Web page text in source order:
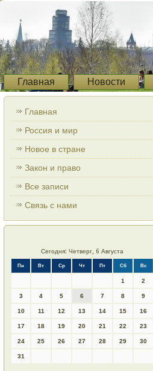
Главная Новости
Главная
Россия и мир
Новое в стране
Закон и право
Все записи
Связь с нами
Сегодня: Четверг, 6 Августа
Пн Вт Ср Чт Пт Сб Вс
1 2
3 4 5 6 7 8 9
10 11 12 13 14 15 16
17 18 19 20 21 22 23
24 25 26 27 28 29 30
31